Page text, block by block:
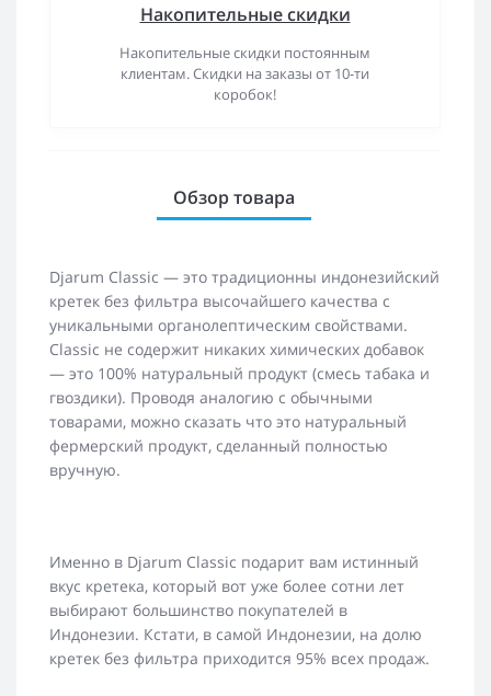
Накопительные скидки
Накопительные скидки постоянным
клиентам. Скидки на заказы от 10-ти
коробок!
Обзор товара
Djarum Classic — это традиционны индонезийский
кретек без фильтра высочайшего качества с
уникальными органолептическим свойствами.
Classic не содержит никаких химических добавок
— это 100% натуральный продукт (смесь табака и
гвоздики). Проводя аналогию с обычными
товарами, можно сказать что это натуральный
фермерский продукт, сделанный полностью
вручную.
Именно в Djarum Classic подарит вам истинный
вкус кретека, который вот уже более сотни лет
выбирают большинство покупателей в
Индонезии. Кстати, в самой Индонезии, на долю
кретек без фильтра приходится 95% всех продаж.